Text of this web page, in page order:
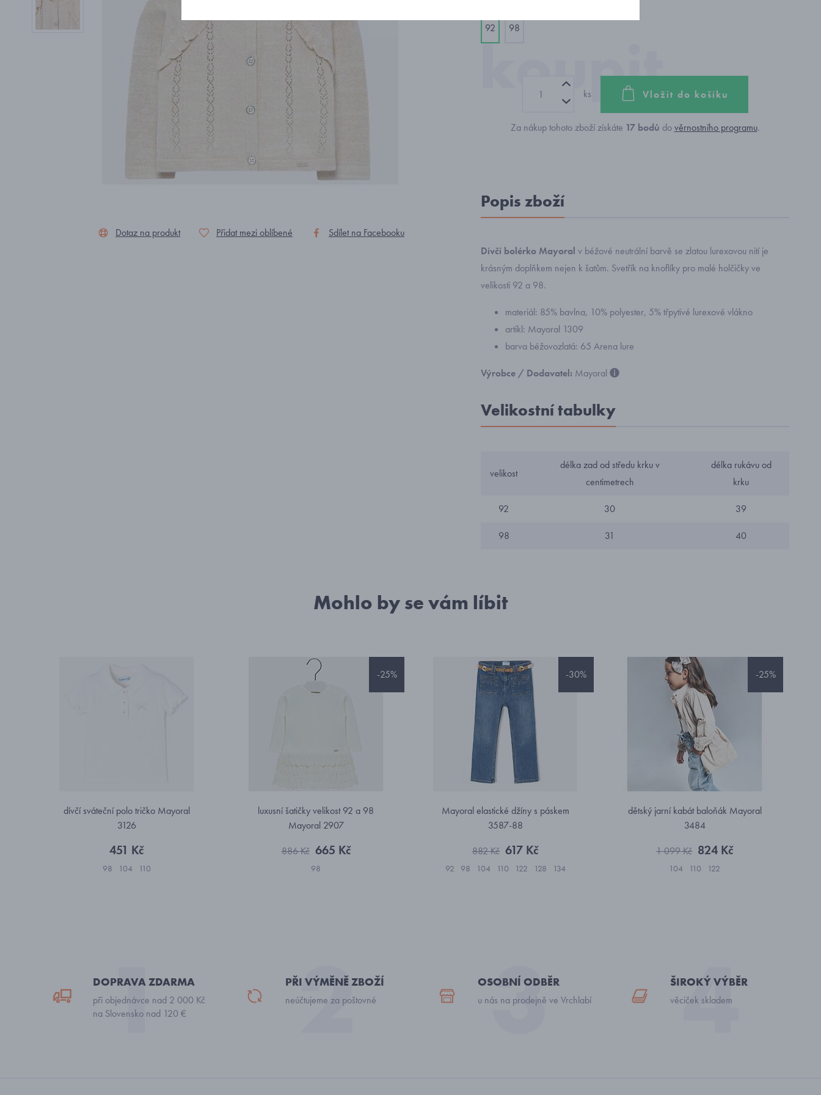
Dotaz na produkt Přidat mezi oblíbené Sdílet na Facebooku
92 98
ks Vložit do košíku
Za nákup tohoto zboží získáte 17bodů dověrnostního programu.
Popis zboží
Dívčí bolérko Mayoral v béžové neutrální barvě se zlatou lurexovou nití je
krásným doplňkem nejen k šatům. Svetřík na knoflíky pro malé holčičky ve
velikosti 92 a 98.
materiál: 85% bavlna, 10% polyester, 5% třpytivé lurexové vlákno
artikl: Mayoral 1309
barva béžovozlatá: 65 Arena lure
Výrobce / Dodavatel: Mayoral
Velikostní tabulky
velikost
délka zad od středu krku v
centimetrech
délka rukávu od
krku
92 30 39
98 31 40
Mohlo by se vám líbit
dívčí sváteční polo tričko Mayoral
3126
451 Kč
98 104 110
-25%
luxusní šatičky velikost 92 a 98
Mayoral 2907
886 Kč 665 Kč
98
-30%
Mayoral elastické džíny s páskem
3587-88
882 Kč 617 Kč
92 98 104 110 122 128 134
-25%
dětský jarní kabát baloňák Mayoral
3484
1 099 Kč 824 Kč
104 110 122
DOPRAVA ZDARMA
při objednávce nad 2 000 Kč
na Slovensko nad 120 €
PŘI VÝMĚNĚ ZBOŽÍ
neúčtujeme za poštovné
OSOBNÍ ODBĚR
u nás na prodejně ve Vrchlabí
ŠIROKÝ VÝBĚR
věciček skladem